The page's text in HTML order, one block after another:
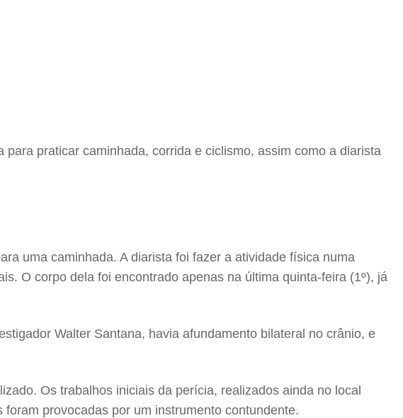
praticar caminhada, corrida e ciclismo, assim como a diarista
uma caminhada. A diarista foi fazer a atividade física numa
O corpo dela foi encontrado apenas na última quinta-feira (1º), já
Walter Santana, havia afundamento bilateral no crânio, e
Os trabalhos iniciais da perícia, realizados ainda no local
provocadas por um instrumento contundente.